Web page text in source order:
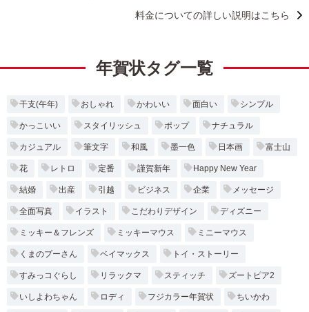
料金についての詳しい説明はこちら
年賀状タグ一覧
干支(午年) おしゃれ かわいい 面白い シンプル
かっこいい スタイリッシュ ポップ ナチュラル
カジュアル 筆文字 和風 墨一色 日本画 富士山
花 レトロ 定番 謹賀新年 Happy New Year
結婚 出産 引越 ビジネス 企業 メッセージ
全面写真 イラスト こだわりデザイン ディズニー
ミッキー＆フレンズ ミッキーマウス ミニーマウス
くまのプーさん ベイマックス トイ・ストーリー
すみっコぐらし リラックマ スティッチ ズートピア2
いしよわちゃん ロディ フジカラー年賀状 ちいかわ